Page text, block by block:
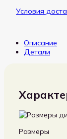
Условия
Описание
Детали
Размеры